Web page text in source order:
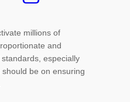
millions of
and
especially
be on ensuring